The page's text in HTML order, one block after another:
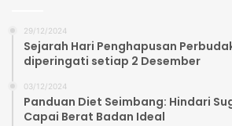
29/12/2024
Sejarah Hari Penghapusan
diperingati setiap 2 Desember
03/12/2024
Panduan Diet Seimbang: Hindari
Capai Berat Badan Ideal